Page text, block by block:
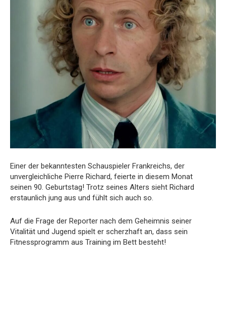
Einer der bekanntesten Schauspieler Frankreichs, der
unvergleichliche Pierre Richard, feierte in diesem Monat
seinen 90. Geburtstag! Trotz seines Alters sieht Richard
erstaunlich jung aus und fühlt sich auch so.
Auf die Frage der Reporter nach dem Geheimnis seiner
Vitalität und Jugend spielt er scherzhaft an, dass sein
Fitnessprogramm aus Training im Bett besteht!